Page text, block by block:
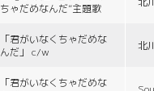
ちゃだめなんだ”主題歌
「君がいなくちゃだめな
んだ」 c/w
北
「君がいなくちゃだめな